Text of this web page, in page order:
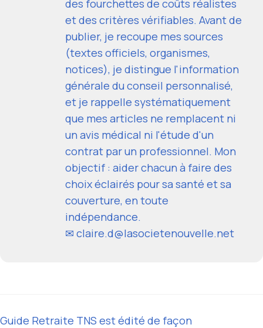
des fourchettes de coûts réalistes
et des critères vérifiables. Avant de
publier, je recoupe mes sources
(textes officiels, organismes,
notices), je distingue l'information
générale du conseil personnalisé,
et je rappelle systématiquement
que mes articles ne remplacent ni
un avis médical ni l'étude d'un
contrat par un professionnel. Mon
objectif : aider chacun à faire des
choix éclairés pour sa santé et sa
couverture, en toute
indépendance.
✉ claire.d@lasocietenouvelle.net
Guide Retraite TNS est édité de façon